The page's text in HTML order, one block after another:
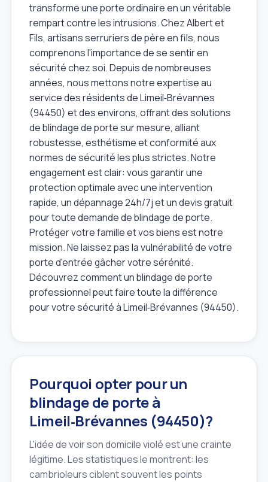
transforme une porte ordinaire en un véritable
rempart contre les intrusions. Chez Albert et
Fils, artisans serruriers de père en fils, nous
comprenons l'importance de se sentir en
sécurité chez soi. Depuis de nombreuses
années, nous mettons notre expertise au
service des résidents de Limeil‑Brévannes
(94450) et des environs, offrant des solutions
de blindage de porte sur mesure, alliant
robustesse, esthétisme et conformité aux
normes de sécurité les plus strictes. Notre
engagement est clair: vous garantir une
protection optimale avec une intervention
rapide, un dépannage 24h/7j et un devis gratuit
pour toute demande de blindage de porte.
Protéger votre famille et vos biens est notre
mission. Ne laissez pas la vulnérabilité de votre
porte d'entrée gâcher votre sérénité.
Découvrez comment un blindage de porte
professionnel peut faire toute la différence
pour votre sécurité à Limeil‑Brévannes (94450).
Pourquoi opter pour un
blindage de porte à
Limeil‑Brévannes (94450)?
L'idée de voir son domicile violé est une crainte
légitime. Les statistiques le montrent: les
cambrioleurs ciblent souvent les points